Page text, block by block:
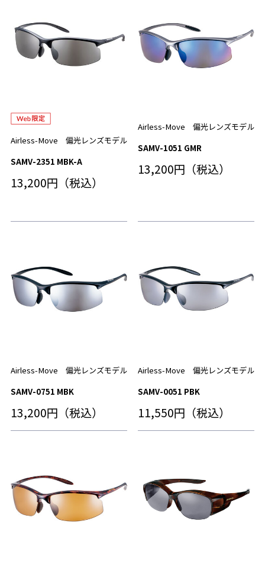
Airless-Move 偏光レンズモデル
SAMV-2351 MBK-A
13,200円（税込）
Airless-Move 偏光レンズモデル
SAMV-1051 GMR
13,200円（税込）
Airless-Move 偏光レンズモデル
SAMV-0751 MBK
13,200円（税込）
Airless-Move 偏光レンズモデル
SAMV-0051 PBK
11,550円（税込）